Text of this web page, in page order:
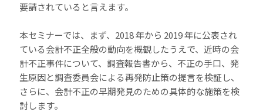
要請されていると言えます。
本セミナーでは、まず、2018 年から 2019 年に公表され
ている会計不正全般の動向を概観したうえで、近時の会
計不正事件について、調査報告書から、不正の手口、発
生原因と調査委員会による再発防止策の提言を検証し、
さらに、会計不正の早期発見のための具体的な施策を検
討します。